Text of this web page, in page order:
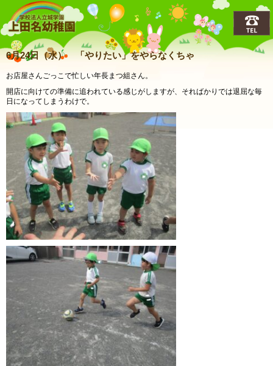
上田名(うえだな)幼稚園
6月24日（水） 「やりたい」をやらなくちゃ
お店屋さんごっこで忙しい年長まつ組さん。
開店に向けての準備に追われている感じがしますが、そればかりでは退屈な毎
日になってしまうわけで。